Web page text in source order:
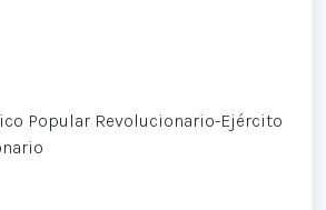
Popular Revolucionario-Ejército